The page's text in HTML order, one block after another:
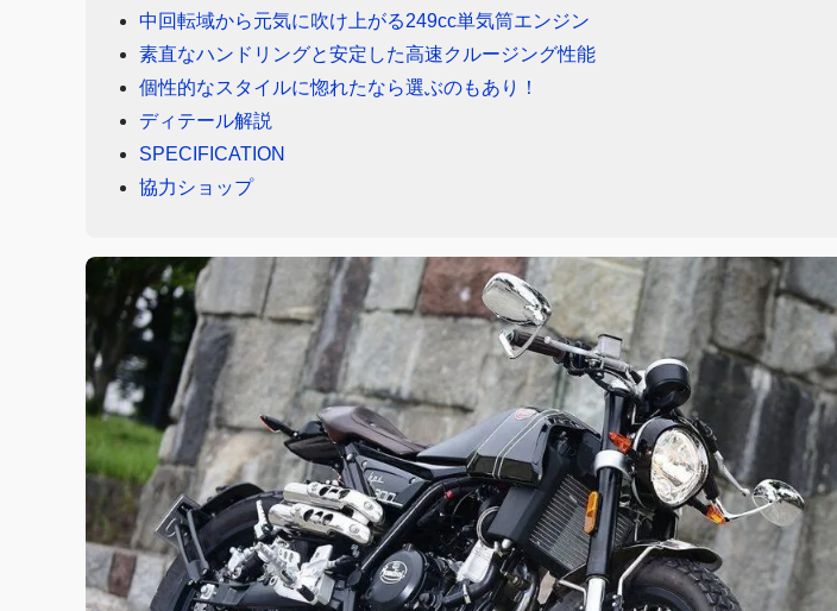
中回転域から元気に吹け上がる249cc単気筒エンジン
素直なハンドリングと安定した高速クルージング性能
個性的なスタイルに惚れたなら選ぶのもあり！
ディテール解説
SPECIFICATION
協力ショップ